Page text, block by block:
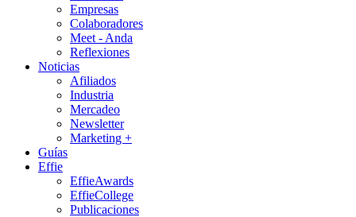
Empresas
Colaboradores
Meet - Anda
Reflexiones
Noticias
Afiliados
Industria
Mercadeo
Newsletter
Marketing +
Guías
Effie
EffieAwards
EffieCollege
Publicaciones